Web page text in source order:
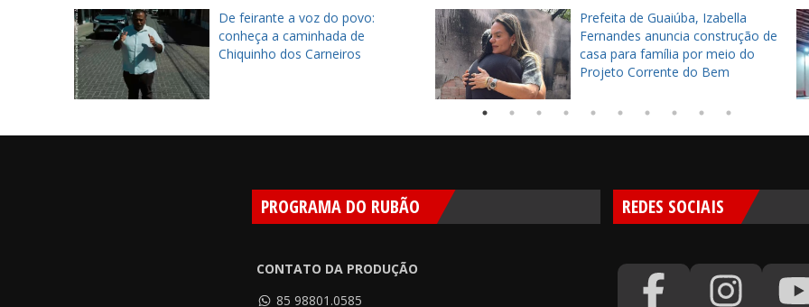
De feirante a voz do povo:
conheça a caminhada de
Chiquinho dos Carneiros
Prefeita de Guaiúba, Izabella
Fernandes anuncia construção de
casa para família por meio do
Projeto Corrente do Bem
PROGRAMA DO RUBÃO
CONTATO DA PRODUÇÃO
85 98801.0585
REDES SOCIAIS